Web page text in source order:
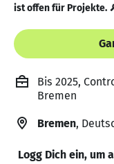
ist offen für Projekte.
Bis 2025,
Bremen
Bremen,
Logg Dich ein, um